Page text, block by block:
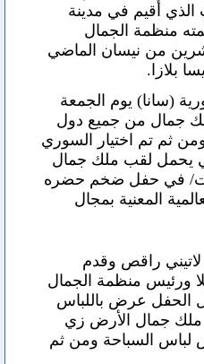
أقيم في مدينة
منظمة الجمال
من نيسان الماضي
(سانا) يوم الجمعة
اختيار أجمل 25 ملك جمال من جميع دول
ومن ثم تم اختيار السوري
يحمل لقب ملك جمال
في حفل ضخم حضره
المعنية بمجال
راقص وقدم
ورئيس منظمة الجمال
الحفل عرض باللباس
جمال الأرض زي
السباحة ومن ثم